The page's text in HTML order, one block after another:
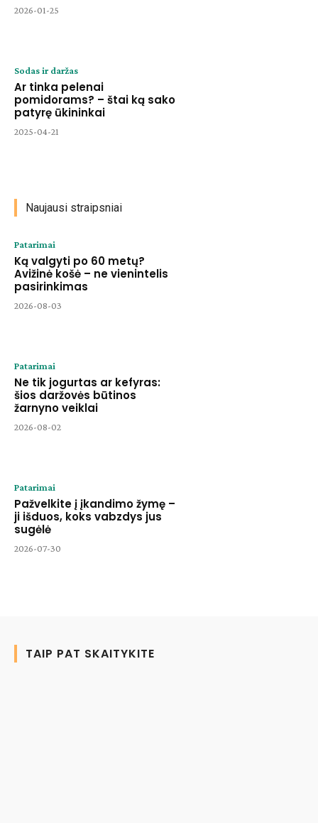
2026-01-25
Sodas ir daržas
Ar tinka pelenai
pomidorams? – štai ką sako
patyrę ūkininkai
2025-04-21
Naujausi straipsniai
Patarimai
Ką valgyti po 60 metų?
Avižinė košė – ne vienintelis
pasirinkimas
2026-08-03
Patarimai
Ne tik jogurtas ar kefyras:
šios daržovės būtinos
žarnyno veiklai
2026-08-02
Patarimai
Pažvelkite į įkandimo žymę –
ji išduos, koks vabzdys jus
sugėlė
2026-07-30
TAIP PAT SKAITYKITE